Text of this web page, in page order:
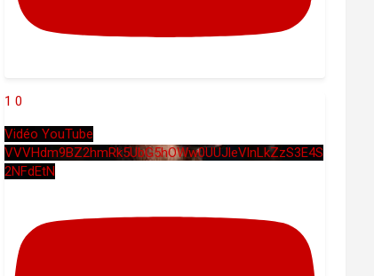
1 0
Vidéo YouTube
VVVHdm9BZ2hmRk5UbG5hOWw0UUJleVlnLkZzS3E4S
2NFdEtN